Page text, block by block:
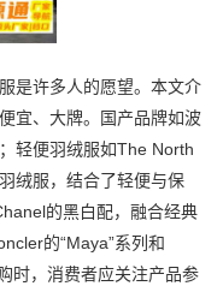
是许多人的愿望。本文介
宜、大牌。国产品牌如波
轻便羽绒服如The North
绒服，结合了轻便与保
的黑白配，融合经典
的“Maya”系列和
时，消费者应关注产品参